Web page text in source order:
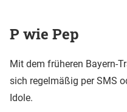
P wie Pep
Mit dem früheren Bayern-
sich regelmäßig per SMS
Idole.